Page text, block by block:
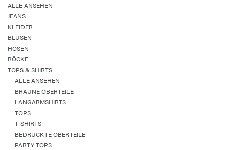
ALLE ANSEHEN
JEANS
KLEIDER
BLUSEN
HOSEN
RÖCKE
TOPS & SHIRTS
ALLE ANSEHEN
BRAUNE OBERTEILE
LANGARMSHIRTS
TOPS
T-SHIRTS
BEDRUCKTE OBERTEILE
PARTY TOPS